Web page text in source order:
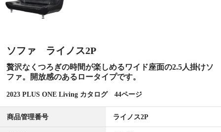
ソファ ライノス2P
贅沢なくつろぎの時間が楽しめるワイド座面の2.5人掛けソ
ファ。開放感のあるロータイプです。
2023 PLUS ONE Living カタログ 44ページ
商品管理番号 ライノス2P